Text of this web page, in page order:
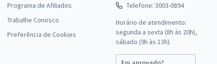
Programa de Afiliados
Trabalhe Conosco
Preferência de Cookies
Telefone: 3003-0894
Horário de atendimento:
segunda a sexta (8h às 20h),
sábado (9h às 13h).